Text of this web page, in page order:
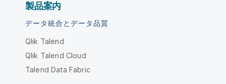
製品案内
データ統合とデータ品質
Qlik Talend
Qlik Talend Cloud
Talend Data Fabric